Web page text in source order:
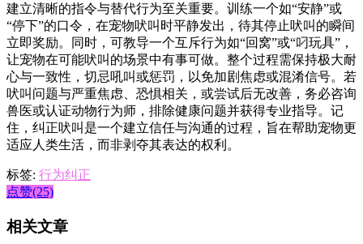
建立清晰的指令与替代行为至关重要。训练一个如“安静”或
“停下”的口令，在宠物吠叫时平静发出，待其停止吠叫的瞬间
立即奖励。同时，可教导一个互斥行为如“回窝”或“叼玩具”，
让宠物在可能吠叫的场景中有事可做。整个过程需保持极大耐
心与一致性，切忌吼叫或惩罚，以免加剧焦虑或混淆信号。若
吠叫问题与严重焦虑、恐惧相关，或尝试后无改善，务必咨询
兽医或认证动物行为师，排除健康问题并获得专业指导。记
住，纠正吠叫是一个建立信任与沟通的过程，旨在帮助宠物更
适应人类生活，而非剥夺其表达的权利。
标签: 行为纠正
点赞(25)
相关文章